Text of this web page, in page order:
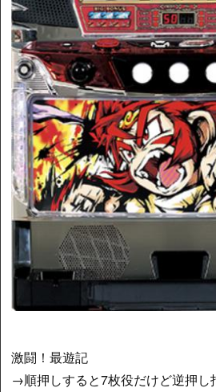
激闘！最遊記
→順押しすると7枚役だけど逆押し